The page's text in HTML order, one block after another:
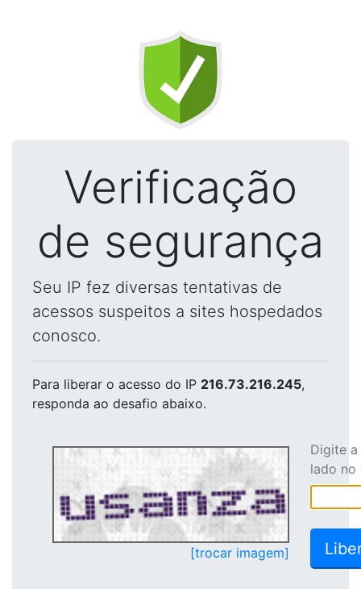
Verificação
de segurança
Seu IP fez diversas tentativas de
acessos suspeitos a sites hospedados
conosco.
Para liberar o acesso do IP 216.73.216.245,
responda ao desafio abaixo.
[trocar imagem]
Digite
lado no